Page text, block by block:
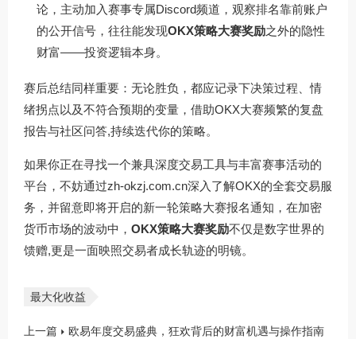
论，主动加入赛事专属Discord频道，观察排名靠前账户
的公开信号，往往能发现OKX策略大赛奖励之外的隐性
财富——投资逻辑本身。
赛后总结同样重要：无论胜负，都应记录下决策过程、情
绪拐点以及不符合预期的变量，借助OKX大赛频繁的复盘
报告与社区问答,持续迭代你的策略。
如果你正在寻找一个兼具深度交易工具与丰富赛事活动的
平台，不妨通过zh-okzj.com.cn深入了解OKX的全套交易服
务，并留意即将开启的新一轮策略大赛报名通知，在加密
货币市场的波动中， OKX策略大赛奖励不仅是数字世界的
馈赠,更是一面映照交易者成长轨迹的明镜。
最大化收益
上一篇
欧易年度交易盛典，狂欢背后的财富机遇与操作指南